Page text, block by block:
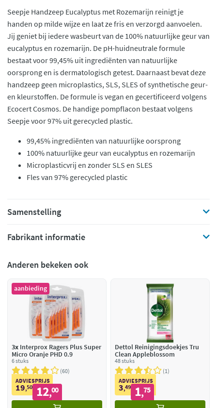
Seepje Handzeep Eucalyptus met Rozemarijn reinigt je
handen op milde wijze en laat ze fris en verzorgd aanvoelen.
Jij geniet bij iedere wasbeurt van de 100% natuurlijke geur van
eucalyptus en rozemarijn. De pH-huidneutrale formule
bestaat voor 99,45% uit ingrediënten van natuurlijke
oorsprong en is dermatologisch getest. Daarnaast bevat deze
handzeep geen microplastics, SLS, SLES of synthetische geur-
en kleurstoffen. De formule is vegan en gecertificeerd volgens
Ecocert Cosmos. De handige pompflacon bestaat volgens
Seepje voor 97% uit gerecycled plastic.
99,45% ingrediënten van natuurlijke oorsprong
100% natuurlijke geur van eucalyptus en rozemarijn
Microplasticvrij en zonder SLS en SLES
Fles van 97% gerecycled plastic
Samenstelling
Fabrikant informatie
Anderen bekeken ook
aanbieding
3x Interprox Ragers Plus Super
Micro Oranje PHD 0.9
6 stuks
60
ADVIESPRIJS
19,50 12,00
Dettol Reinigingsdoekjes Tru
Clean Appleblossom
48 stuks
1
ADVIESPRIJS
3,49 1,75